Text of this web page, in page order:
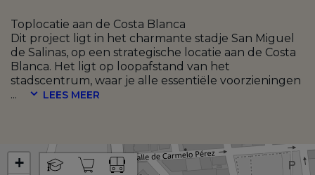
Toplocatie aan de Costa Blanca
Dit project ligt in het charmante stadje San Miguel
de Salinas, op een strategische locatie aan de Costa
Blanca. Het ligt op loopafstand van het
stadscentrum, waar je alle essentiële voorzieningen
...
LEES MEER
+